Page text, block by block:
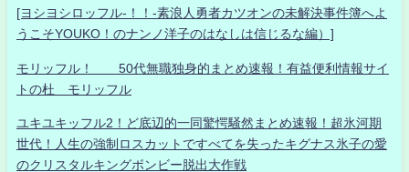
[ヨシヨシロッフル-！！-素浪人勇者カツオンの未解決事件簿へよ
うこそYOUKO！のナンノ洋子のはなしは信じるな編）]
モリッフル！ 50代無職独身的まとめ速報！有益便利情報サイ
トの杜 モリッフル
ユキユキッフル2！ど底辺的一同驚愕騒然まとめ速報！超氷河期
世代！人生の強制ロスカットですべてを失ったキグナス氷子の愛
のクリスタルキングボンビー脱出大作戦